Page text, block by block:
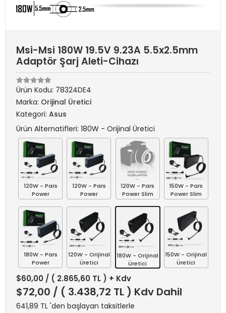
Msi-Msi 180W 19.5V 9.23A 5.5x2.5mm
Adaptör Şarj Aleti-Cihazı
Ürün Kodu: 78324DE4
Marka: Orijinal Üretici
Kategori: Asus
Ürün Alternatifleri: 180W - Orijinal Üretici
120W - Pars
Power
120W - Pars
Power
120W - Pars
Power Slim
150W - Pars
Power Slim
180W - Pars
Power
120W - Orijinal
Üretici
180W - Orijinal
Üretici
150W - Orijinal
Üretici
$60,00 / ( 2.865,60 TL ) + Kdv
$72,00 / ( 3.438,72 TL ) Kdv Dahil
641,89 TL 'den başlayan taksitlerle